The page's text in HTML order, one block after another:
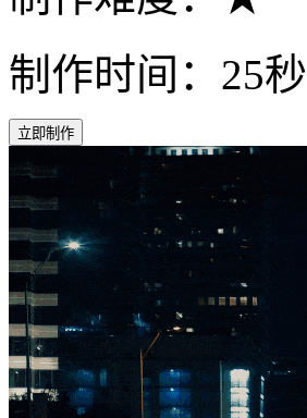
制作时间：25秒
立即制作